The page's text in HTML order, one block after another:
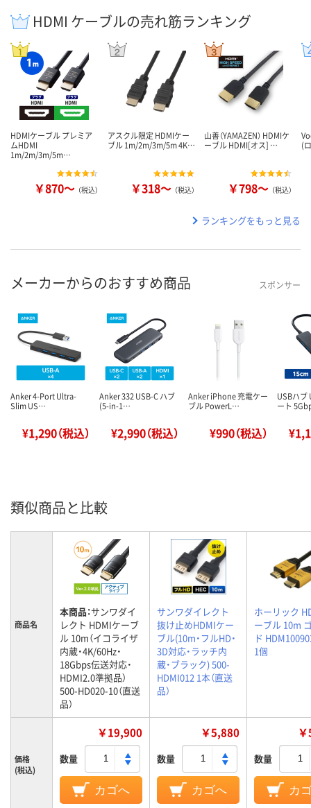
HDMI ケーブルの売れ筋ランキング
HDMIケーブル プレミア
ムHDMI
1m/2m/3m/5m…
￥870～ （税込）
アスクル限定 HDMIケー
ブル 1m/2m/3m/5m 4K…
￥318～ （税込）
山善（YAMAZEN） HDMIケ
ーブル HDMI[オス] …
￥798～ （税込）
(
ランキングをもっと見る
メーカーからのおすすめ商品 スポンサー
Anker 4-Port Ultra-
Slim US…
¥1,290（税込）
Anker 332 USB-C ハブ
(5-in-1…
¥2,990（税込）
Anker iPhone 充電ケー
ブル PowerL…
¥990（税込）
USBハ
ート
類似商品と比較
商品名
本商品：サンワダイ
レクト HDMIケーブ
ル 10m（イコライザ
内蔵・4K/60Hz・
18Gbps伝送対応・
HDMI2.0準拠品）
500-HD020-10（直送
品）
サンワダイレクト
抜け止めHDMIケー
ブル(10m・フルHD・
3D対応・ラッチ内
蔵・ブラック) 500-
HDMI012 1本（直送
品）
ホーリック
ーブル 10m
ド
1個
価格
(税込)
￥19,900
数量
カゴへ
￥5,880
数量
カゴへ
数量
カ